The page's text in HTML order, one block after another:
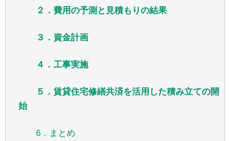
２．費用の予測と見積もりの結果
３．資金計画
４．工事実施
５．賃貸住宅修繕共済を活用した積み立ての開
始
6．まとめ